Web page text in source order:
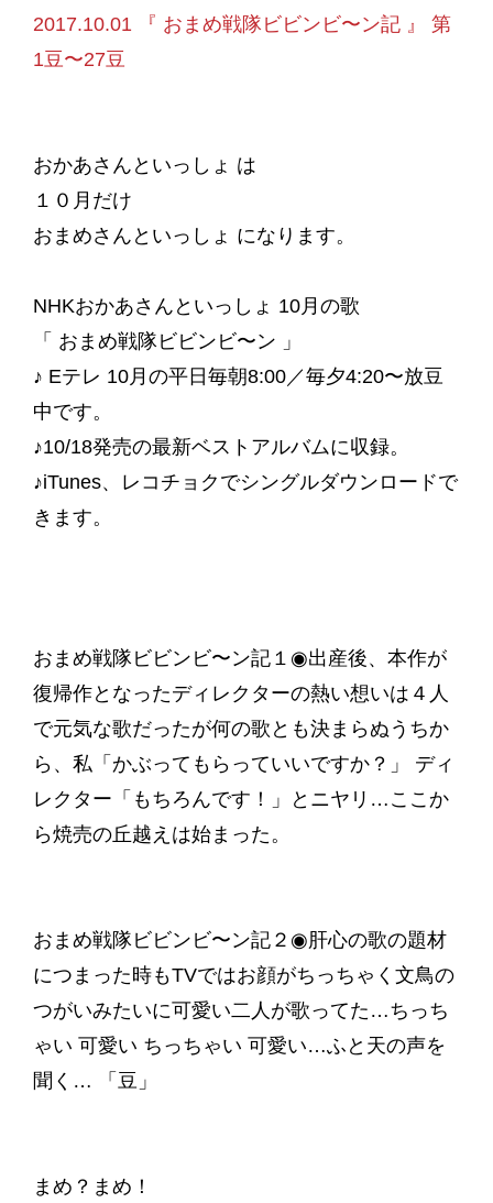
2017.10.01 『 おまめ戦隊ビビンビ〜ン記 』 第
1豆〜27豆
おかあさんといっしょ は
１０月だけ
おまめさんといっしょ になります。
NHKおかあさんといっしょ 10月の歌
「 おまめ戦隊ビビンビ〜ン 」
♪ Eテレ 10月の平日毎朝8:00／毎夕4:20〜放豆
中です。
♪10/18発売の最新ベストアルバムに収録。
♪iTunes、レコチョクでシングルダウンロードで
きます。
おまめ戦隊ビビンビ〜ン記１◉出産後、本作が
復帰作となったディレクターの熱い想いは４人
で元気な歌だったが何の歌とも決まらぬうちか
ら、私「かぶってもらっていいですか？」 ディ
レクター「もちろんです！」とニヤリ…ここか
ら焼売の丘越えは始まった。
おまめ戦隊ビビンビ〜ン記２◉肝心の歌の題材
につまった時もTVではお顔がちっちゃく文鳥の
つがいみたいに可愛い二人が歌ってた…ちっち
ゃい 可愛い ちっちゃい 可愛い…ふと天の声を
聞く… 「豆」
まめ？まめ！